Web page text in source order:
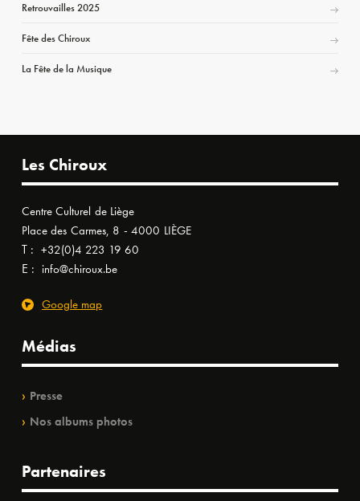
Retrouvailles 2025
Fête des Chiroux
La Fête de la Musique
Les Chiroux
Centre Culturel de Liège
Place des Carmes, 8 - 4000 LIÈGE
T : +32(0)4 223 19 60
E : info@chiroux.be
Google map
Médias
Presse
Nos albums photos
Partenaires